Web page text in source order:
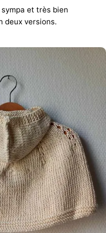
et très bien
deux versions.